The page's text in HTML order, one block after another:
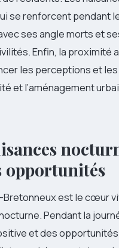
se renforcent pendant
ses angle morts et
Enfin, la proximité
les perceptions et
et l’aménagement
opportunités
est le cœur
Pendant la
et des